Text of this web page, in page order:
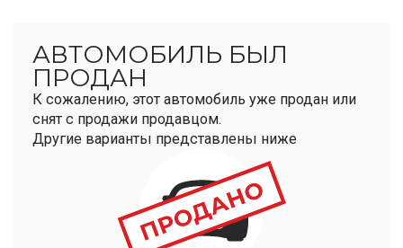
АВТОМОБИЛЬ БЫЛ
ПРОДАН
К сожалению, этот автомобиль уже продан или
снят с продажи продавцом.
Другие варианты представлены ниже